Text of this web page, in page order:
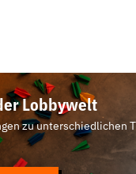
Lobbywelt
zu unterschiedlichen